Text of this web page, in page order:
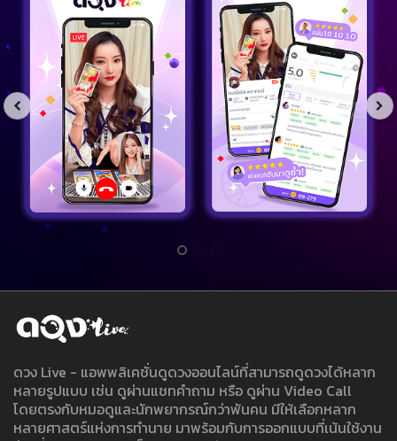
ดวง Live - แอพพลิเคชั่นดูดวงออนไลน์ที่สามารถดูดวงได้หลาก
หลายรูปแบบ เช่น ดูผ่านแชทคำถาม หรือ ดูผ่าน Video Call
โดยตรงกับหมอดูและนักพยากรณ์กว่าพันคน มีให้เลือกหลาก
หลายศาสตร์แห่งการทำนาย มาพร้อมกับการออกแบบที่เน้นใช้งาน